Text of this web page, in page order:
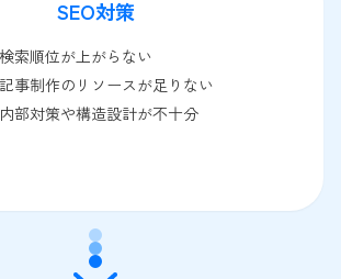
SEO対策
検索順位が上がらない
記事制作のリソースが足りない
内部対策や構造設計が不十分